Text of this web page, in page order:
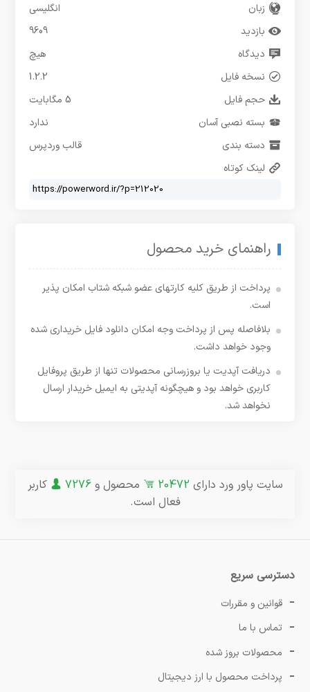
زبان
انگلیسی
بازدید
9609
دیدگاه
هیچ
نسخه فایل
1.2.2
حجم فایل
5 مگابایت
بسته نصبی آسان
ندارد
دسته بندی
قالب وردپرس
لینک کوتاه
راهنمای خرید محصول
پرداخت از طریق کلیه کارتهای عضو شبکه شتاب امکان پذیر
است.
بلافاصله پس از پرداخت وجه امکان دانلود فایل خریداری شده
وجود خواهد داشت.
دریافت آپدیت یا بروزرسانی محصولات تنها از طریق پروفایل
کاربری خواهد بود و هیچگونه آپدیتی به ایمیل خریدار ارسال
نخواهد شد.
سایت پاور ورد دارای 20472 محصول و7276
کاربر
فعال است.
دسترسی سریع
قوانین و مقررات
تماس با ما
محصولات بروز شده
پرداخت محصول با ارز دیجیتال